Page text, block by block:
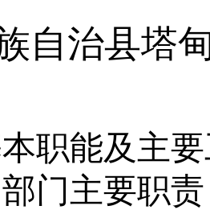
自治县塔
职能及主
部门主要职责